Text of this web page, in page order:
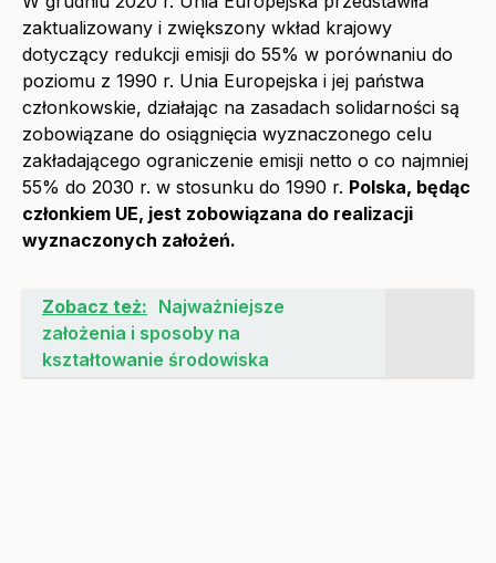
zaktualizowany i zwiększony wkład krajowy
dotyczący redukcji emisji do 55% w porównaniu do
poziomu z 1990 r. Unia Europejska i jej państwa
członkowskie, działając na zasadach solidarności są
zobowiązane do osiągnięcia wyznaczonego celu
zakładającego ograniczenie emisji netto o co najmniej
55% do 2030 r. w stosunku do 1990 r. Polska, będąc
członkiem UE, jest zobowiązana do realizacji
wyznaczonych założeń.
Zobacz też: Najważniejsze
założenia i sposoby na
kształtowanie środowiska